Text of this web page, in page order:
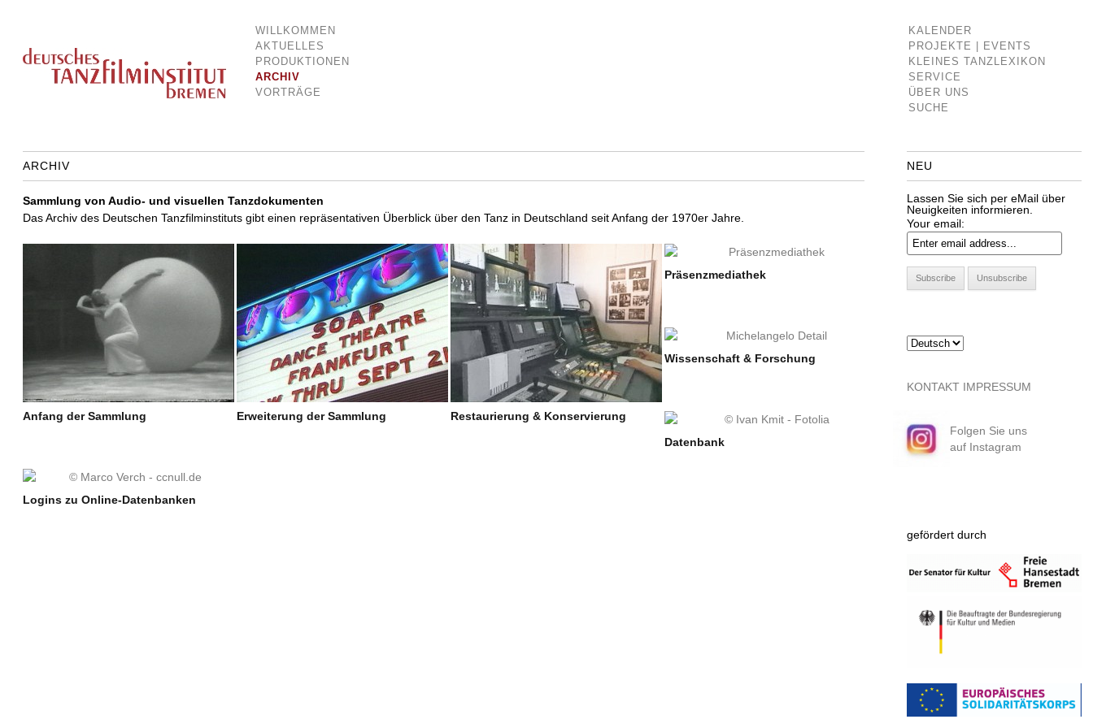
Deutsches Tanzfilminstitut Bremen
WILLKOMMEN
AKTUELLES
PRODUKTIONEN
ARCHIV
VORTRÄGE
KALENDER
PROJEKTE | EVENTS
KLEINES TANZLEXIKON
SERVICE
ÜBER UNS
SUCHE
ARCHIV
Sammlung von Audio- und visuellen Tanzdokumenten
Das Archiv des Deutschen Tanzfilminstituts gibt einen repräsentativen Überblick über den Tanz in Deutschland seit Anfang der 1970er Jahre.
Anfang der Sammlung Erweiterung der Sammlung Restaurierung & Konservierung
Präsenzmediathek
Wissenschaft & Forschung
Datenbank
Logins zu Online-Datenbanken
NEU
Lassen Sie sich per eMail über
Neuigkeiten informieren.
Your email:
KONTAKT IMPRESSUM
Folgen Sie uns
auf Instagram
gefördert durch